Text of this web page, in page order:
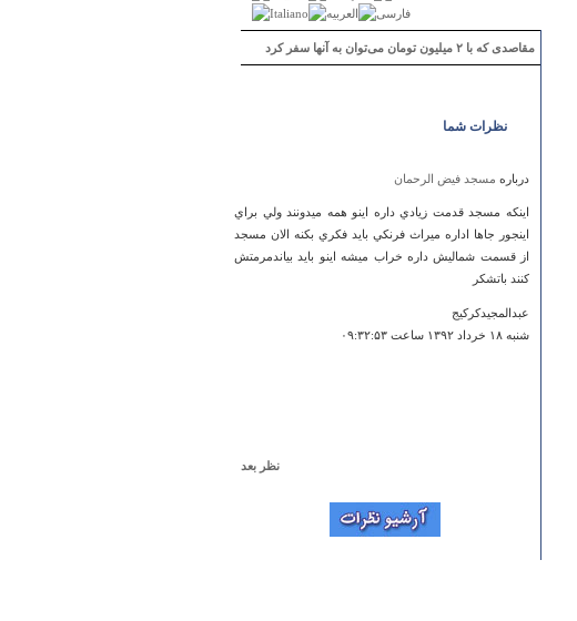
مقاصدی که با ۲ میلیون تومان می‌توان به آنها سفر کرد
نظرات شما
درباره مسجد فیض الرحمان
اينکه مسجد قدمت زيادي داره اينو همه ميدونند ولي براي
اينجور جاها اداره ميراث فرنکي بايد فکري بکنه الان مسجد
از قسمت شماليش داره خراب ميشه اينو بايد بياندمرمتش
کنند باتشکر
عبدالمجيدکرکيج
شنبه ۱۸ خرداد ۱۳۹۲ ساعت ۰۹:۳۲:۵۳
سلام. من در استان فارس زندگی میکنم.اطلاعاتی از رود قره
نظر بعد